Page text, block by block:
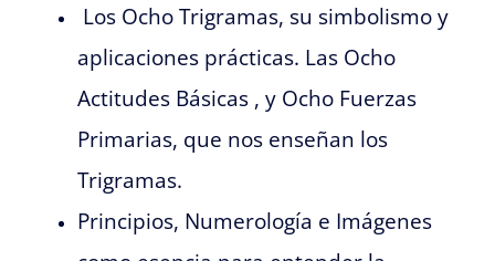
Los Ocho Trigramas, su simbolismo y
aplicaciones prácticas. Las Ocho
Actitudes Básicas , y Ocho Fuerzas
Primarias, que nos enseñan los
Trigramas.
Principios, Numerología e Imágenes